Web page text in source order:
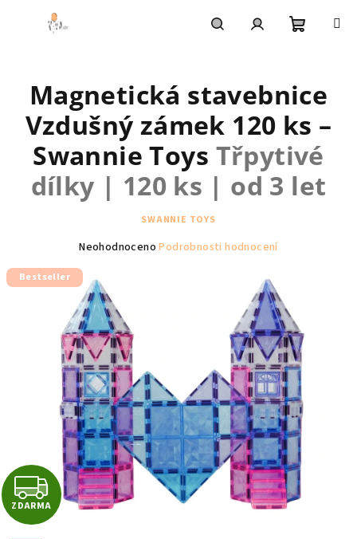
košík
Magnetická stavebnice
Vzdušný zámek 120 ks –
Swannie Toys Třpytivé
dílky | 120 ks | od 3 let
SWANNIE TOYS
Průměrné
produktu
je
0,0
z
5
hvězdiček.
Neohodnoceno Podrobnosti hodnocení
Bestseller
Z
D
ZDARMA